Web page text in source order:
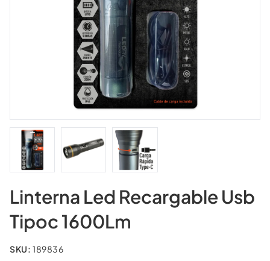
Linterna Led Recargable Usb
Tipoc 1600Lm
SKU: 189836